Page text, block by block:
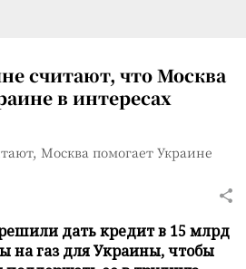
считают, что Москва
в интересах
Москва помогает Украине
дать кредит в 15 млрд
на газ для Украины, чтобы